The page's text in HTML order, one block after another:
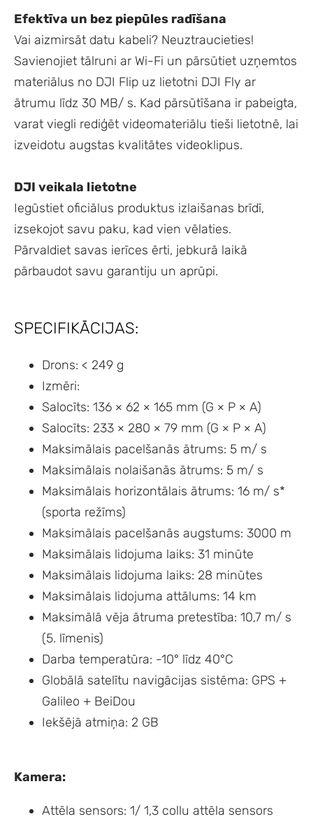
Efektīva un bez piepūles radīšana
Vai aizmirsāt datu kabeli? Neuztraucieties!
Savienojiet tālruni ar Wi-Fi un pārsūtiet uzņemtos
materiālus no DJI Flip uz lietotni DJI Fly ar
ātrumu līdz 30 MB/ s. Kad pārsūtīšana ir pabeigta,
varat viegli rediģēt videomateriālu tieši lietotnē, lai
izveidotu augstas kvalitātes videoklipus.
DJI veikala lietotne
Iegūstiet oficiālus produktus izlaišanas brīdī,
izsekojot savu paku, kad vien vēlaties.
Pārvaldiet savas ierīces ērti, jebkurā laikā
pārbaudot savu garantiju un aprūpi.
SPECIFIKĀCIJAS:
Drons: < 249 g
Izmēri:
Salocīts: 136 × 62 × 165 mm (G × P × A)
Salocīts: 233 × 280 × 79 mm (G × P × A)
Maksimālais pacelšanās ātrums: 5 m/ s
Maksimālais nolaišanās ātrums: 5 m/ s
Maksimālais horizontālais ātrums: 16 m/ s*
(sporta režīms)
Maksimālais pacelšanās augstums: 3000 m
Maksimālais lidojuma laiks: 31 minūte
Maksimālais lidojuma laiks: 28 minūtes
Maksimālais lidojuma attālums: 14 km
Maksimālā vēja ātruma pretestība: 10,7 m/ s
(5. līmenis)
Darba temperatūra: -10° līdz 40°C
Globālā satelītu navigācijas sistēma: GPS +
Galileo + BeiDou
Iekšējā atmiņa: 2 GB
Kamera:
Attēla sensors: 1/ 1,3 collu attēla sensors